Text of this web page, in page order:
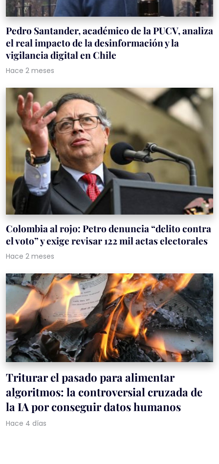
Pedro Santander, académico de la PUCV, analiza
el real impacto de la desinformación y la
vigilancia digital en Chile
Hace 2 meses
Colombia al rojo: Petro denuncia “delito contra
el voto” y exige revisar 122 mil actas electorales
Hace 2 meses
Triturar el pasado para alimentar
algoritmos: la controversial cruzada de
la IA por conseguir datos humanos
Hace 4 días